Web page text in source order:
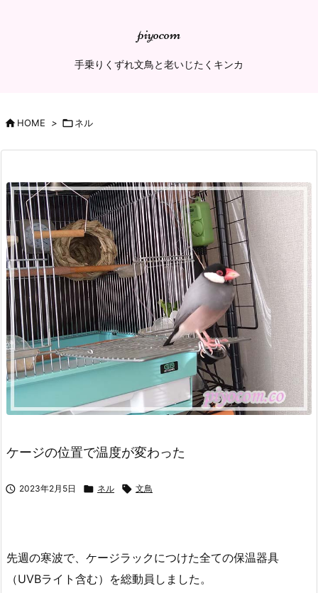
piyocom
手乗りくずれ文鳥と老いじたくキンカ
HOME > ネル
ケージの位置で温度が変わった
 2023年2月5日  ネル  文鳥
先週の寒波で、ケージラックにつけた全ての保温器具
（UVBライト含む）を総動員しました。